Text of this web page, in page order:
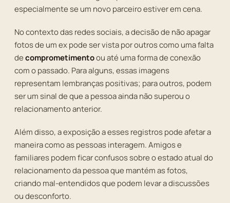
especialmente se um novo parceiro estiver em cena.
No contexto das redes sociais, a decisão de não apagar
fotos de um ex pode ser vista por outros como uma falta
decomprometimentoou até uma forma de conexão
com o passado. Para alguns, essas imagens
representam lembranças positivas; para outros, podem
ser um sinal de que a pessoa ainda não superou o
relacionamento anterior.
Além disso, a exposição a esses registros pode afetar a
maneira como as pessoas interagem. Amigos e
familiares podem ficar confusos sobre o estado atual do
relacionamento da pessoa que mantém as fotos,
criando mal-entendidos que podem levar a discussões
ou desconforto.